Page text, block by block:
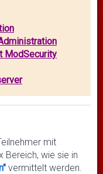
ModSecurity
mit
Bereich, wie sie in
vermittelt werden.